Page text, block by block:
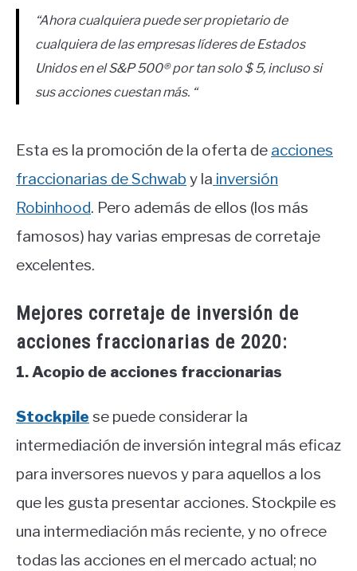
“Ahora cualquiera puede ser propietario de
cualquiera de las empresas líderes de Estados
Unidos en el S&P 500® por tan solo $ 5, incluso si
sus acciones cuestan más. “
Esta es la promoción de la oferta de acciones
fraccionarias de Schwab y la inversión
Robinhood. Pero además de ellos (los más
famosos) hay varias empresas de corretaje
excelentes.
Mejores corretaje de inversión de
acciones fraccionarias de 2020:
1. Acopio de acciones fraccionarias
Stockpile se puede considerar la
intermediación de inversión integral más eficaz
para inversores nuevos y para aquellos a los
que les gusta presentar acciones. Stockpile es
una intermediación más reciente, y no ofrece
todas las acciones en el mercado actual; no